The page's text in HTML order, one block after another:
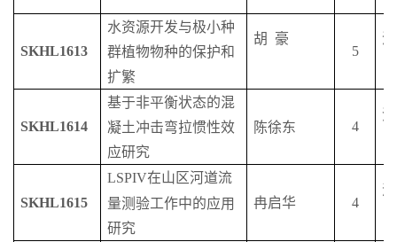
SKHL1613
水资源开发与极小种
群植物物种的保护和
扩繁
胡
豪
5
SKHL1614
基于非平衡状态的混
凝土冲击弯拉惯性效
应研究
陈徐东 4
SKHL1615
LSPIV在山区河道流
量测验工作中的应用
研究
冉启华 4